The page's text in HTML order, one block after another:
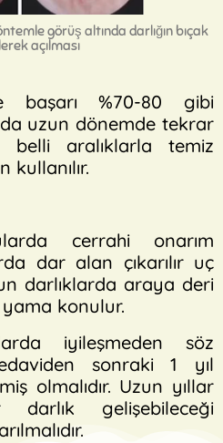
görüş altında darlığın bıçak
açılması
başarı %70-80 gibi
uzun dönemde tekrar
belli aralıklarla temiz
kullanılır.
cerrahi onarım
dar alan çıkarılır uç
darlıklarda araya deri
yama konulur.
iyileşmeden söz
sonraki 1 yıl
olmalıdır. Uzun yıllar
gelişebileceği